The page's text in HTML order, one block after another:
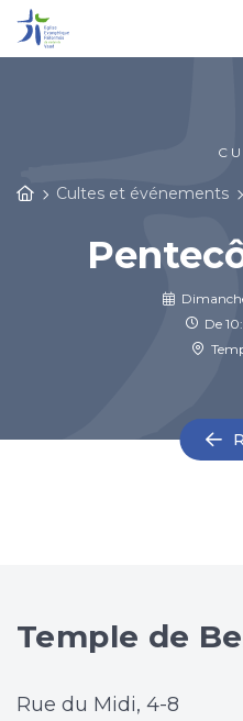
Cultes et événements
De
Temple de
Rue du Midi, 4-8
Panneau de gestion des